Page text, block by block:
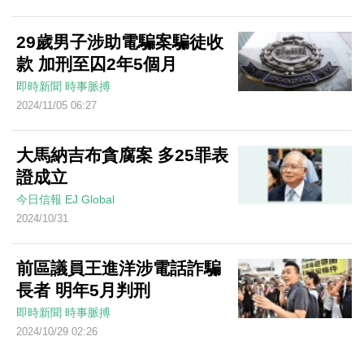
29歲男子涉助電騙案騙徒收
款 加刑至囚2年5個月
即時新聞 時事脈搏
2024/11/05 06:27
大馬納吉布貪腐案 多25罪表
證成立
今日信報 EJ Global
2024/10/31
前區議員王進洋涉電話詐騙
長者 明年5月判刑
即時新聞 時事脈搏
2024/10/29 02:26